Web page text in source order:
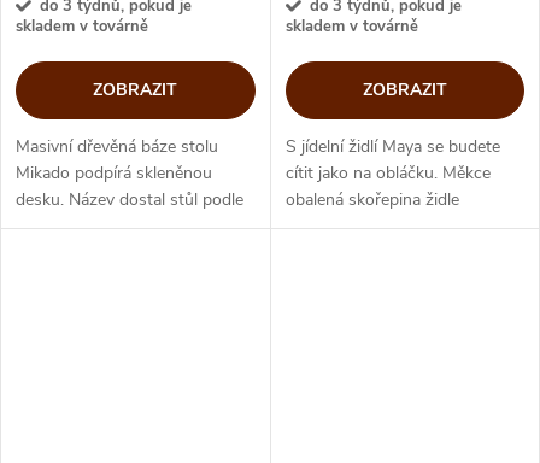
do 3 týdnů, pokud je
skladem v továrně
ZOBRAZIT
Masivní dřevěná báze stolu
Mikado podpírá skleněnou
desku. Název dostal stůl podle
tvaru podnoží, které připomíná
do 3 týdnů, pokud je
skladem v továrně
ZOBRAZIT
S jídelní židlí Maya se budete
cítit jako na obláčku. Měkce
obalená skořepina židle
připomíná polštář díky kvalitní